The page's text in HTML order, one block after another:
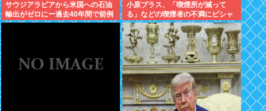
サウジアラビアから米国への石油
輸出がゼロにー過去40年間で前例
のない事態
小原ブラス、「喫煙所が減って
る」などの喫煙者の不満にピシャ
リ 「じゃあやめれば？タバコなん
て家でだけ吸ってればいい」